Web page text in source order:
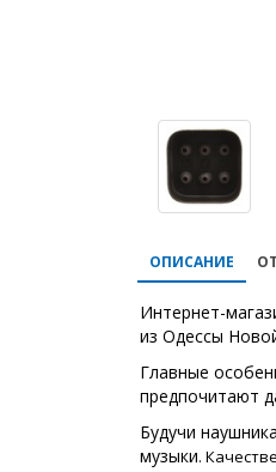
ОПИСАНИЕ
Интернет-
из Одессы
Главные
предпочитают
Будучи
музыки.